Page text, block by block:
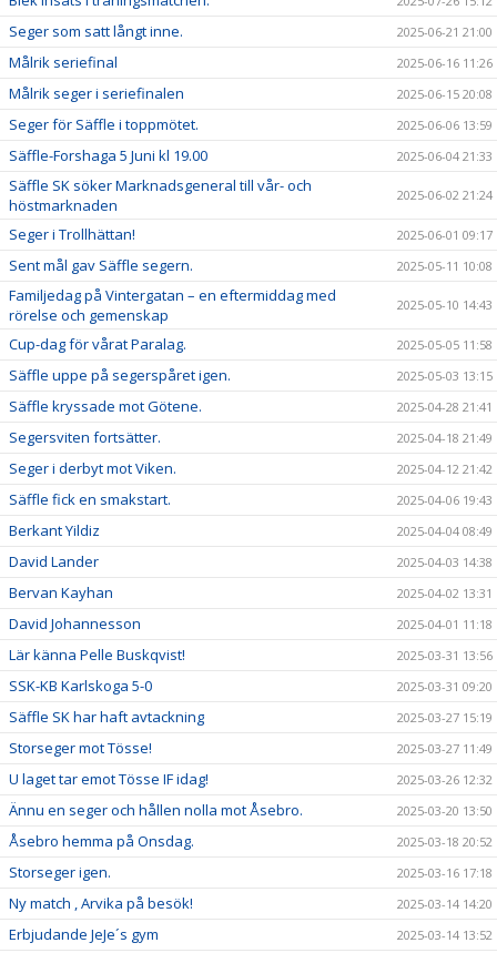
Seger som satt långt inne. 2025-06-21 21:00
Målrik seriefinal 2025-06-16 11:26
Målrik seger i seriefinalen 2025-06-15 20:08
Seger för Säffle i toppmötet. 2025-06-06 13:59
Säffle-Forshaga 5 Juni kl 19.00 2025-06-04 21:33
Säffle SK söker Marknadsgeneral till vår- och
höstmarknaden
2025-06-02 21:24
Seger i Trollhättan! 2025-06-01 09:17
Sent mål gav Säffle segern. 2025-05-11 10:08
Familjedag på Vintergatan – en eftermiddag med
rörelse och gemenskap
2025-05-10 14:43
Cup-dag för vårat Paralag. 2025-05-05 11:58
Säffle uppe på segerspåret igen. 2025-05-03 13:15
Säffle kryssade mot Götene. 2025-04-28 21:41
Segersviten fortsätter. 2025-04-18 21:49
Seger i derbyt mot Viken. 2025-04-12 21:42
Säffle fick en smakstart. 2025-04-06 19:43
Berkant Yildiz 2025-04-04 08:49
David Lander 2025-04-03 14:38
Bervan Kayhan 2025-04-02 13:31
David Johannesson 2025-04-01 11:18
Lär känna Pelle Buskqvist! 2025-03-31 13:56
SSK-KB Karlskoga 5-0 2025-03-31 09:20
Säffle SK har haft avtackning 2025-03-27 15:19
Storseger mot Tösse! 2025-03-27 11:49
U laget tar emot Tösse IF idag! 2025-03-26 12:32
Ännu en seger och hållen nolla mot Åsebro. 2025-03-20 13:50
Åsebro hemma på Onsdag. 2025-03-18 20:52
Storseger igen. 2025-03-16 17:18
Ny match , Arvika på besök! 2025-03-14 14:20
Erbjudande JeJe´s gym 2025-03-14 13:52